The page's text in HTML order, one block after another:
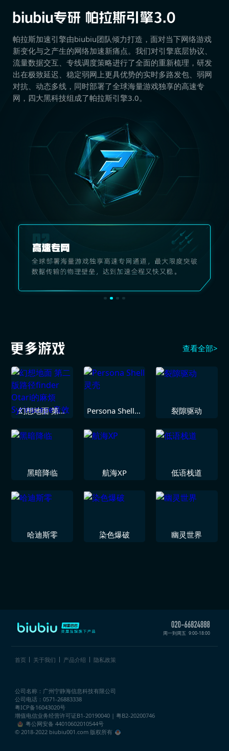
帕拉斯加速引擎由biubiu团队倾力打造，面对当下网络游戏
新变化与之产生的网络加速新痛点。我们对引擎底层协议、
流量数据交互、专线调度策略进行了全面的重新梳理，研发
出在极致延迟、稳定弱网上更具优势的实时多路发包、弱网
对抗、动态多线，同时部署了全球海量游戏独享的高速专
网，四大黑科技组成了帕拉斯引擎3.0。
查看全部>
幻想地面 第二
Otari的麻烦
链接包
Persona Shell灵
裂隙驱动
黑暗降临 航海XP 低语栈道
哈迪斯零 染色爆破 幽灵世界
周一到周五 9:00-18:00
首页 关于我们 产品介绍 隐私政策
公司名称：广州宁静海信息科技有限公司
公司电话：0571-26883338
粤ICP备16043020号
增值电信业务经营许可证B1-20190040 | 粤B2-20200746
粤公网安备 44010602010544号
© 2018-2022 biubiu001.com 版权所有